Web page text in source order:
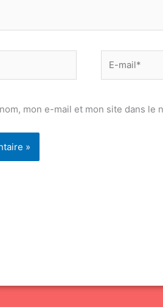
mail*
mon e-mail et mon site dans le